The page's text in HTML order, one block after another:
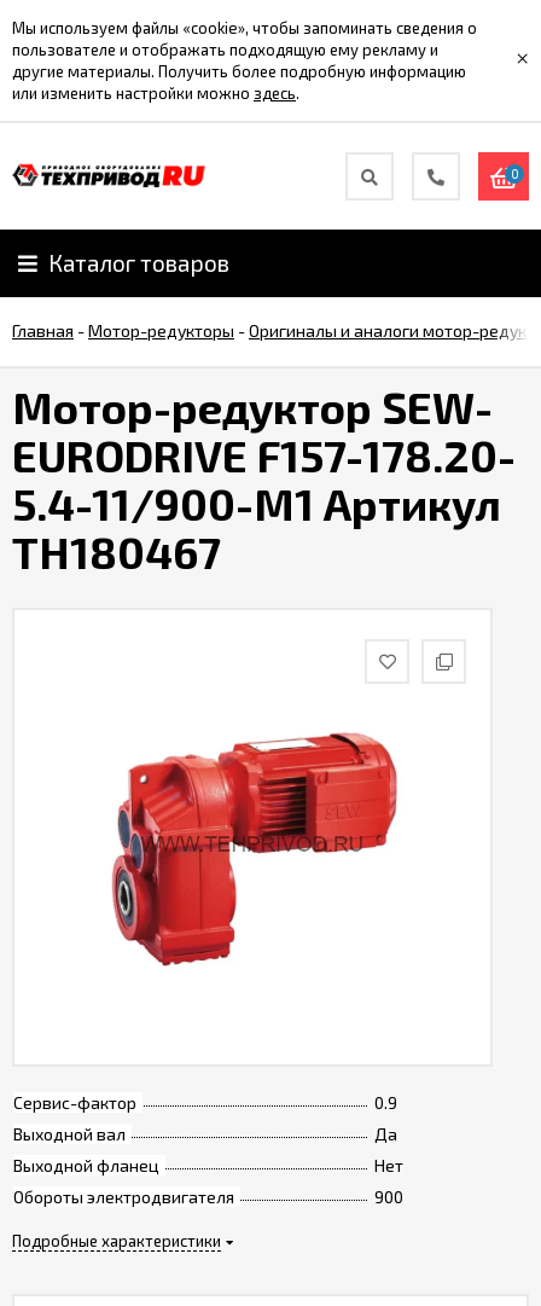
Мы используем файлы «cookie», чтобы запоминать сведения о
пользователе и отображать подходящую ему рекламу и
другие материалы. Получить более подробную информацию
или изменить настройки можно здесь.
×
0
Каталог товаров
Главная -Мотор-редукторы -Оригиналы и аналоги мотор-
Мотор-редуктор SEW-
EURODRIVE F157-178.20-
5.4-11/900-M1 Артикул
TH180467
Сервис-фактор
0.9
Выходной вал
Да
Выходной фланец
Нет
Обороты электродвигателя
900
Подробные характеристики